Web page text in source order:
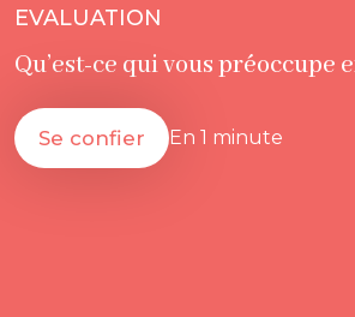
EVALUATION
Qu’est-ce qui vous préoccupe
Se confier En 1 minute
Identifier les
reconnaître qu’il existe.
comportement risque
Florence Escaravage… Il
cerner ensemble les
est toutefois important
est de percevoir les
Escaravage. Quand on
choix de reformuler pour
négatif consiste à se
pourquoi pas, à